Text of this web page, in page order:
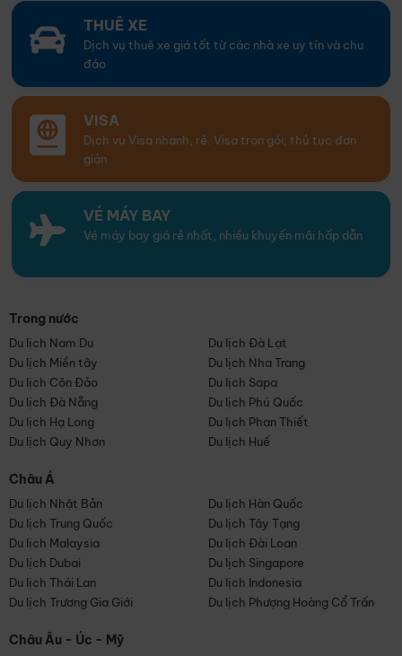
THUÊ XE
Dịch vụ thuê xe giá tốt từ các nhà xe uy tín và chu
đáo
VISA
Dịch vụ Visa nhanh, rẻ. Visa trọn gói, thủ tục đơn
giản
VÉ MÁY BAY
Vé máy bay giá rẻ nhất, nhiều khuyến mãi hấp dẫn
Trong nước
Du lịch Nam Du
Du lịch Đà Lạt
Du lịch Miền tây
Du lịch Nha Trang
Du lịch Côn Đảo
Du lịch Sapa
Du lịch Đà Nẵng
Du lịch Phú Quốc
Du lịch Hạ Long
Du lịch Phan Thiết
Du lịch Quy Nhơn
Du lịch Huế
Châu Á
Du lịch Nhật Bản
Du lịch Hàn Quốc
Du lịch Trung Quốc
Du lịch Tây Tạng
Du lịch Malaysia
Du lịch Đài Loan
Du lịch Dubai
Du lịch Singapore
Du lịch Thái Lan
Du lịch Indonesia
Du lịch Trương Gia Giới
Du lịch Phượng Hoàng Cổ Trấn
Châu Âu - Úc - Mỹ